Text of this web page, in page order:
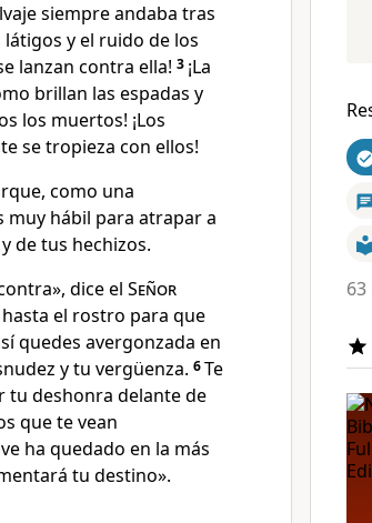
siempre andaba tras
látigos y el ruido de los
lanzan contra ella! 3 ¡La
brillan las espadas y
los muertos! ¡Los
se tropieza con ellos!
como una
muy hábil para atrapar a
de tus hechizos.
dice el Señor
el rostro para que
quedes avergonzada en
y tu vergüenza. 6Te
tu deshonra delante de
que te vean
ha quedado en la más
tu destino».